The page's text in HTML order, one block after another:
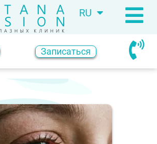
RU
KZ
Записаться